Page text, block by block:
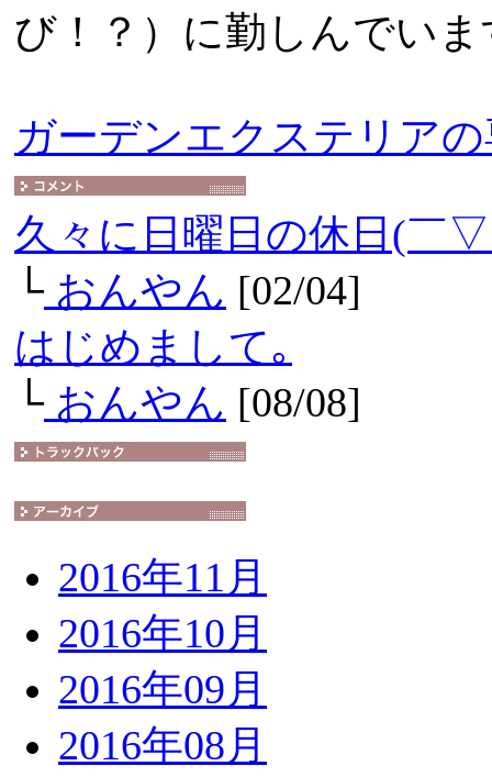
び！？）に勤しんでいま
ガーデンエクステリア
久々に日曜日の休日(￣
└おんやん [02/04]
はじめまして｡
└おんやん [08/08]
2016年11月
2016年10月
2016年09月
2016年08月